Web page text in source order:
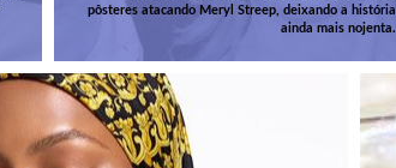
pôsteres atacando Meryl Streep, deixando a história
ainda mais nojenta.